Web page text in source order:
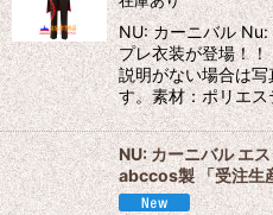
NU: カーニバル
プレ衣装が登場！
説明がない場合は
す。素材：ポリエ
NU: カーニバル エ
abccos製 「受注生